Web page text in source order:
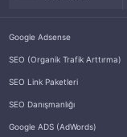
Google Adsense
SEO (Organik Trafik Arttırma)
SEO Link Paketleri
SEO Danışmanlığı
Google ADS (AdWords)